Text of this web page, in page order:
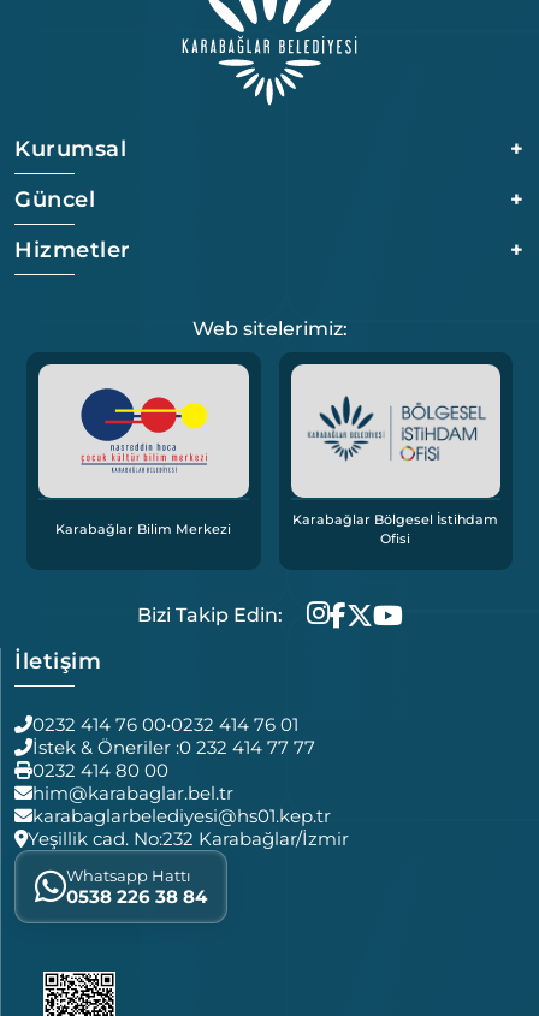
Kurumsal
+
Güncel
+
Hizmetler
+
Web sitelerimiz:
Karabağlar Bilim Merkezi
Karabağlar Bölgesel İstihdam
Ofisi
Bizi Takip Edin:
İletişim
0232 414 76 00•0232 414 76 01
İstek & Öneriler :0 232 414 77 77
0232 414 80 00
him@karabaglar.bel.tr
karabaglarbelediyesi@hs01.kep.tr
Yeşillik cad. No:232 Karabağlar/İzmir
Whatsapp Hattı
0538 226 38 84